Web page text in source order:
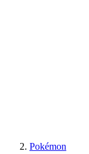
Pokémon